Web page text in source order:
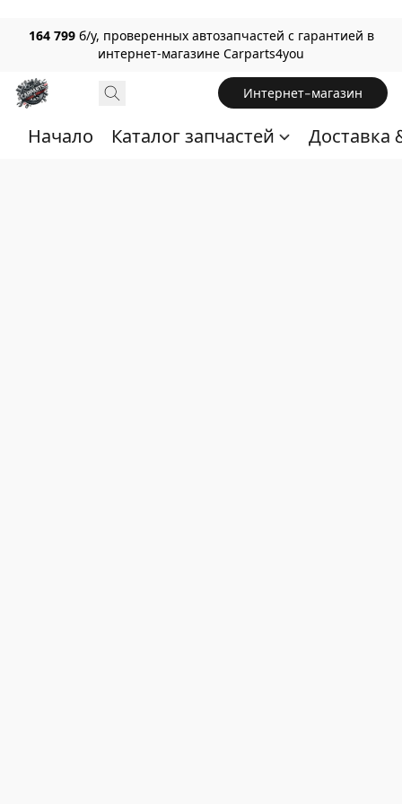
164 799 б/у, проверенных автозапчастей с гарантией в
интернет-магазине Carparts4you
Интернет-магазин
Начало Каталог запчастей Доставка